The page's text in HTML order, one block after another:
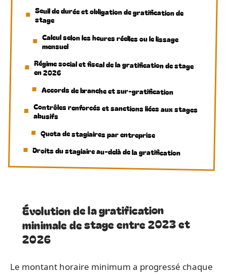
Seuil de durée et obligation de gratification de
stage
Calcul selon les heures réelles ou le lissage
mensuel
Régime social et fiscal de la gratification de stage
en 2026
Accords de branche et sur-gratification
Contrôles renforcés et sanctions liées aux stages
abusifs
Quota de stagiaires par entreprise
Droits du stagiaire au-delà de la gratification
Évolution de la gratification
minimale de stage entre 2023 et
2026
Le montant horaire minimum a progressé chaque